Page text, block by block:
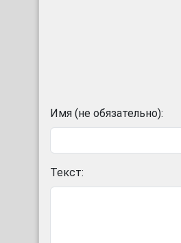
Имя (не обязательно):
Текст: